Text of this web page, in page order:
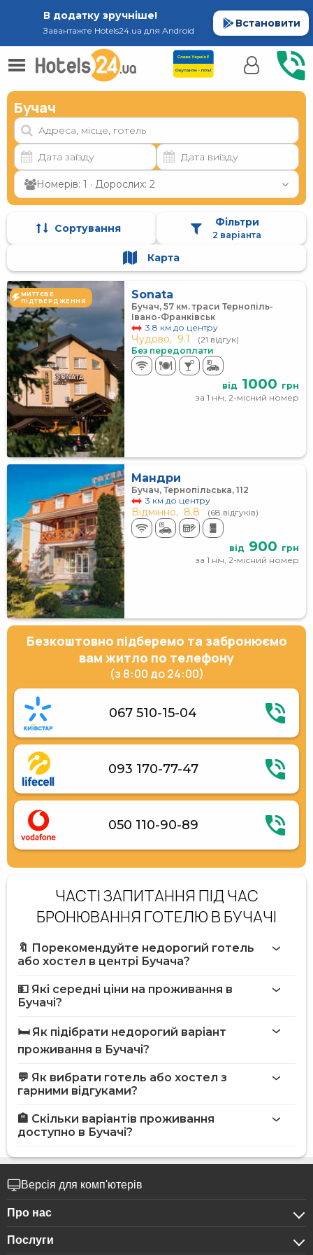
В додатку зручніше!
Завантажте Hotels24.ua для Android
Встановити
Бучач
Номерів: 1 · Дорослих: 2
Сортування Фільтри
2 варіанта
Карта
МИТТЄВЕ
ПІДТВЕРДЖЕННЯ
Sonata
Бучач, 57 км. траси Тернопіль-
Івано-Франківськ
3.8 км до центру
Чудово, 9.1
(21 відгук)
Без передоплати
від 1000 грн
за 1 ніч, 2-місний номер
Мандри
Бучач, Тернопільська, 112
3 км до центру
Відмінно, 8.8 (68 відгуків)
від 900 грн
за 1 ніч, 2-місний номер
Безкоштовно підберемо та забронюємо
вам житло по телефону
(з 8:00 до 24:00)
067 510-15-04
093 170-77-47
050 110-90-89
ЧАСТІ ЗАПИТАННЯ ПІД ЧАС
БРОНЮВАННЯ ГОТЕЛЮ В БУЧАЧІ
🔖 Порекомендуйте недорогий готель
або хостел в центрі Бучача?
💵 Які середні ціни на проживання в
Бучачі?
🛏️ Як підібрати недорогий варіант
проживання в Бучачі?
💬 Як вибрати готель або хостел з
гарними відгуками?
🏨 Скільки варіантів проживання
доступно в Бучачі?
Версія для комп'ютерів
Про нас
Про компанію
Послуги